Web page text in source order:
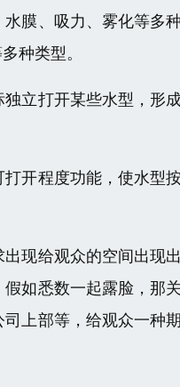
膜、吸力、雾化等多
种类型。
立打开某些水型，形
开程度功能，使水型
现给观众的空间出现
如悉数一起露脸，那
上部等，给观众一种